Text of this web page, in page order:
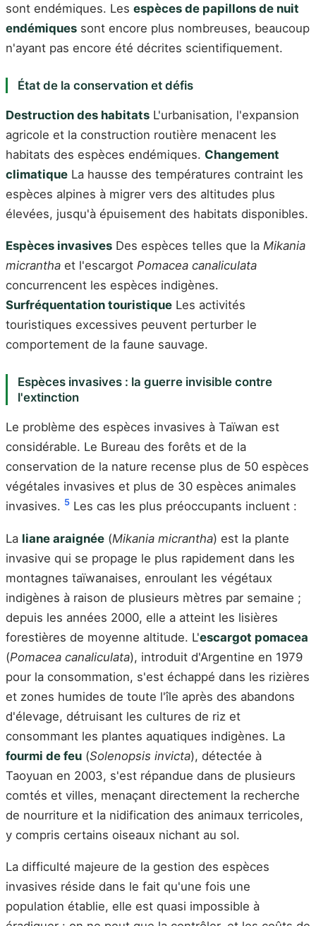
sont endémiques. Les espèces de papillons de nuit
endémiques sont encore plus nombreuses, beaucoup
n'ayant pas encore été décrites scientifiquement.
État de la conservation et défis
Destruction des habitats L'urbanisation, l'expansion
agricole et la construction routière menacent les
habitats des espèces endémiques. Changement
climatique La hausse des températures contraint les
espèces alpines à migrer vers des altitudes plus
élevées, jusqu'à épuisement des habitats disponibles.
Espèces invasives Des espèces telles que la Mikania
micrantha et l'escargot Pomacea canaliculata
concurrencent les espèces indigènes.
Surfréquentation touristique Les activités
touristiques excessives peuvent perturber le
comportement de la faune sauvage.
Espèces invasives : la guerre invisible contre
l'extinction
Le problème des espèces invasives à Taïwan est
considérable. Le Bureau des forêts et de la
conservation de la nature recense plus de 50 espèces
végétales invasives et plus de 30 espèces animales
invasives. 5 Les cas les plus préoccupants incluent :
La liane araignée (Mikania micrantha) est la plante
invasive qui se propage le plus rapidement dans les
montagnes taïwanaises, enroulant les végétaux
indigènes à raison de plusieurs mètres par semaine ;
depuis les années 2000, elle a atteint les lisières
forestières de moyenne altitude. L'escargot pomacea
(Pomacea canaliculata), introduit d'Argentine en 1979
pour la consommation, s'est échappé dans les rizières
et zones humides de toute l'île après des abandons
d'élevage, détruisant les cultures de riz et
consommant les plantes aquatiques indigènes. La
fourmi de feu (Solenopsis invicta), détectée à
Taoyuan en 2003, s'est répandue dans de plusieurs
comtés et villes, menaçant directement la recherche
de nourriture et la nidification des animaux terricoles,
y compris certains oiseaux nichant au sol.
La difficulté majeure de la gestion des espèces
invasives réside dans le fait qu'une fois une
population établie, elle est quasi impossible à